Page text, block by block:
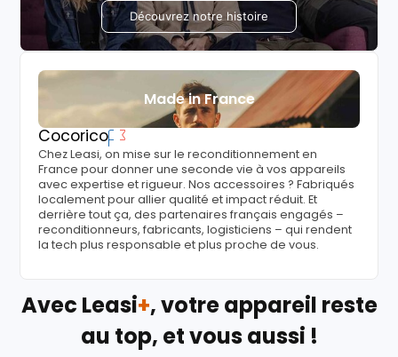
Découvrez notre histoire
Made in France
Cocorico
Chez Leasi, on mise sur le reconditionnement en
France pour donner une seconde vie à vos appareils
avec expertise et rigueur. Nos accessoires ? Fabriqués
localement pour allier qualité et impact réduit. Et
derrière tout ça, des partenaires français engagés –
reconditionneurs, fabricants, logisticiens – qui rendent
la tech plus responsable et plus proche de vous.
Avec Leasi+, votre appareil reste
au top, et vous aussi !